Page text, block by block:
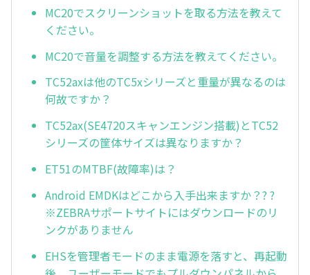
MC20でスクリーンショットを取る方法を教えて
ください。
MC20で音量を調整する方法を教えてください。
TC52axは他のTC5xシリーズと重量が異なるのは
何故ですか？
TC52ax(SE4720スキャンエンジン搭載)とTC52
シリーズの筐体サイズは異なりますか？
ET51のMTBF(故障率)は？
Android EMDKはどこから入手出来ますか？? ?
※ZEBRAサポートサイトにはダウンロードのリ
ンクがありません
EHSを管理者モードのまま電源を落すと、再起動